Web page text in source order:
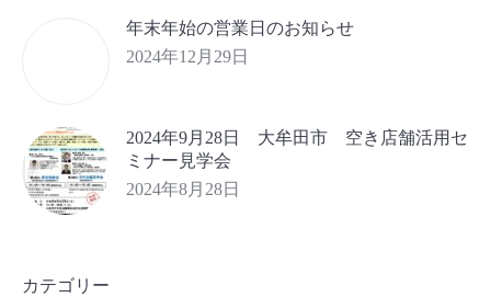
年末年始の営業日のお知らせ
2024年12月29日
2024年9月28日 大牟田市 空き店舗活用セ
ミナー見学会
2024年8月28日
カテゴリー